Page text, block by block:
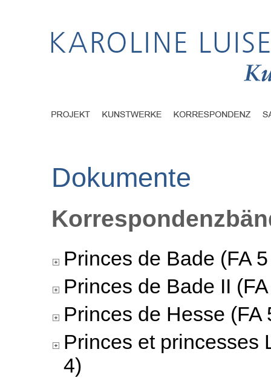
Dokumente
Princes de Bade (FA
Princes de Bade II
Princes de Hesse (FA
Princes et princesses
4)